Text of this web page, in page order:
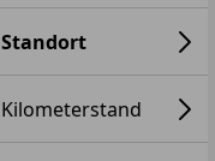
Standort
Kilometerstand